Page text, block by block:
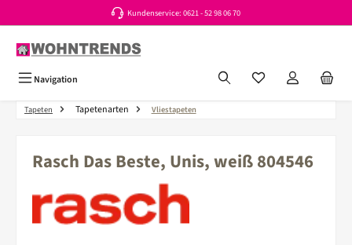
Kundenservice: 0621 - 52 98 06 70
Navigation Du hast 0 Produkte
Tapeten Tapetenarten Vliestapeten
Rasch Das Beste, Unis, weiß 804546